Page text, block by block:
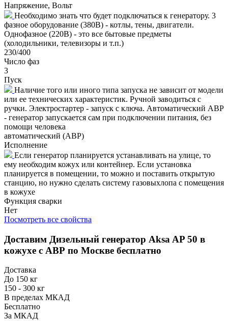
Напряжение, Вольт
Необходимо знать что будет подключаться к генератору. 3
фазное оборудование (380В) - котлы, тены, двигатели.
Однофазное (220В) - это все бытовые предметы
(холодильники, телевизоры и т.п.)
230/400
Число фаз
3
Пуск
Наличие того или иного типа запуска не зависит от модели
или ее технических характеристик. Ручной заводиться с
ручки. Электростартер - запуск с ключа. Автоматический АВР
- генератор запускается сам при подключении питания, без
помощи человека
автоматический (АВР)
Исполнение
Если генератор планируется устанавливать на улице, то
ему необходим кожух или контейнер. Если установка
планируется в помещении, то можно и поставить открытую
станцию, но нужно сделать систему газовыхлопа с помещения
в кожухе
Функция сварки
Нет
Посмотреть все свойства
Доставим Дизельный генератор Aksa AP 50 в
кожухе с АВР по Москве бесплатно
Доставка
До 150 кг
150 - 300 кг
В пределах МКАД
Бесплатно
За МКАД